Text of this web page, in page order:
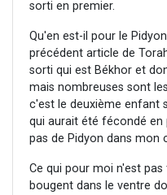
sorti en premier.
Qu'en est-il pour le
précédent article de
sorti qui est Békhor et
mais nombreuses sont
c'est le deuxième enfant
qui aurait été fécondé
pas de Pidyon dans mon
Ce qui pour moi n'est
bougent dans le ventre